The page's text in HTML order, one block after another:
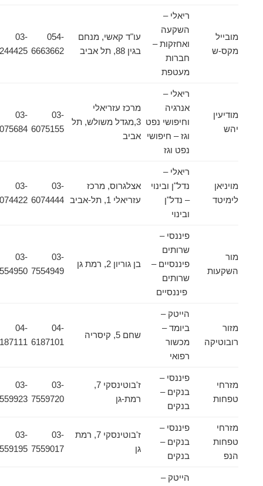
מובייל
מקס-ש
ריאלי –
השקעה
ואחזקות –
חברות
מעטפת
עו"ד קאשי, מנחם
054-
6663662
6244425
מודיעין
ריאלי –
אנרגיה
וחיפושי נפט
וגז – חיפושי
נפט וגז
מרכז עזריאלי
3,מגדל משולש, תל
אביב
6075155
6075684
מויניאן
לימיטד
ריאלי –
נדל"ן ובינוי
– נדל"ן
ובינוי
אצלגרוס, מרכז
עזריאלי 1, תל-אביב
6074444
6074422
השקעות
פיננסי –
שרותים
פיננסיים –
שרותים
פיננסיים
בן גוריון 2, רמת גן
7554949
7554950
רובוטיקה
הייטק –
ביומד –
מכשור
רפואי
שחם 5, קיסריה
6187101
6187111
מזרחי
טפחות
פיננסי –
בנקים –
בנקים
ז'בוטינסקי 7,
רמת-גן
7559720
7559923
מזרחי
טפחות
פיננסי –
בנקים –
בנקים
ז'בוטינסקי 7, רמת
03-
7559017
7559195
הייטק –